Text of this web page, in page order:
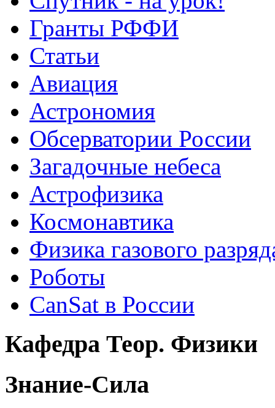
Гранты РФФИ
Статьи
Авиация
Астрономия
Обсерватории России
Загадочные небеса
Астрофизика
Космонавтика
Физика газового
Роботы
CanSat в России
Кафедра Теор. Физики
Знание-Сила